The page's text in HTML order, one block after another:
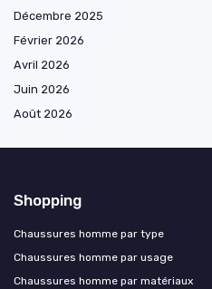
Décembre 2025
Février 2026
Avril 2026
Juin 2026
Août 2026
Shopping
Chaussures homme par type
Chaussures homme par usage
Chaussures homme par matériaux